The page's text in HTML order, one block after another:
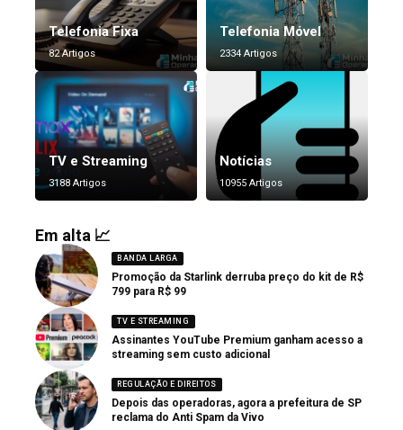
Telefonia Fixa
82 Artigos
Telefonia Móvel
2334 Artigos
TV e Streaming
3188 Artigos
Notícias
10955 Artigos
Em alta 📈
BANDA LARGA
Promoção da Starlink derruba preço do kit de R$
799 para R$ 99
TV E STREAMING
Assinantes YouTube Premium ganham acesso a
streaming sem custo adicional
REGULAÇÃO E DIREITOS
Depois das operadoras, agora a prefeitura de SP
reclama do Anti Spam da Vivo